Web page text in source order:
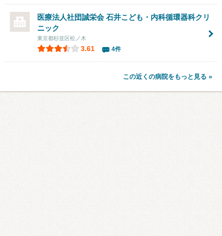
医療法人社団誠栄会石井こども・内科循環器科クリ
ニック
東京都杉並区松ノ木
3.61 4件
この近くの病院をもっと見る »